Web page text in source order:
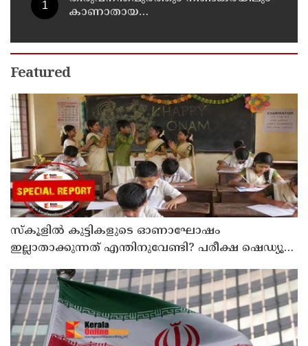
കാണാതായ
തിരച്ചില്‍ പത്താം ദിവസത്തിലേക്ക്
Featured
സ്‌കൂളില്‍ കുട്ടികളുടെ ഓണാഘോഷം
ഇല്ലാതാക്കുന്നത് എന്തിനുവേണ്ടി? പരീക്ഷ ഷെഡ്യൂള്‍